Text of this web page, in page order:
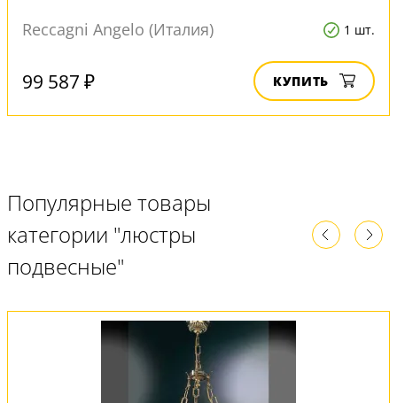
Reccagni Angelo (Италия) 1 шт.
99 587 ₽ КУПИТЬ
Популярные товары
категории "люстры
подвесные"